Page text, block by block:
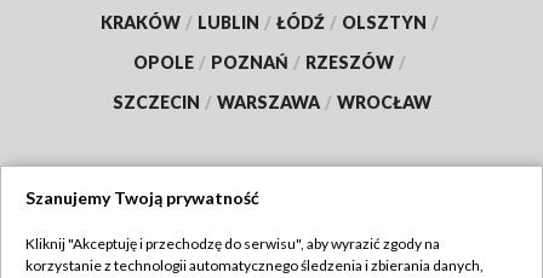
KRAKÓW / LUBLIN / ŁÓDŹ / OLSZTYN /
OPOLE / POZNAŃ / RZESZÓW /
SZCZECIN / WARSZAWA / WROCŁAW
TVP
Szanujemy Twoją prywatność
Kliknij "Akceptuję i przechodzę do serwisu", aby wyrazić zgody na
korzystanie z technologii automatycznego śledzenia i zbierania danych,